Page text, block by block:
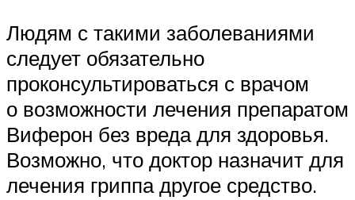
Людям с такими заболеваниями
следует обязательно
проконсультироваться с врачом
о возможности лечения препаратом
Виферон без вреда для здоровья.
Возможно, что доктор назначит для
лечения гриппа другое средство.